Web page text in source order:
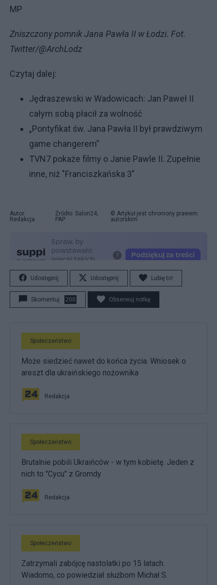
MP
Zniszczony pomnik Jana Pawła II w Łodzi. Fot.
Twitter/@ArchLodz
Czytaj dalej:
Jędraszewski w Wadowicach: Jan Paweł II
całym sobą płacił za wolność
„Pontyfikat św. Jana Pawła II był prawdziwym
game changerem”
TVN7 pokaże filmy o Janie Pawle II. Zupełnie
inne, niż "Franciszkańska 3"
Autor:
Redakcja
Źródło: Salon24,
PAP
© Artykuł jest chroniony prawem
autorskim
Udostępnij Udostępnij Lubię to!
Skomentuj 200 Obserwuj notkę
Społeczeństwo
Może siedzieć nawet do końca życia. Wniosek o
areszt dla ukraińskiego nożownika
Redakcja
Społeczeństwo
Brutalnie pobili Ukraińców - w tym kobietę. Jeden z
nich to "Cycu" z Gromdy
Redakcja
Społeczeństwo
Zatrzymali zabójcę nastolatki po 15 latach.
Wiadomo, co powiedział służbom Michał S.